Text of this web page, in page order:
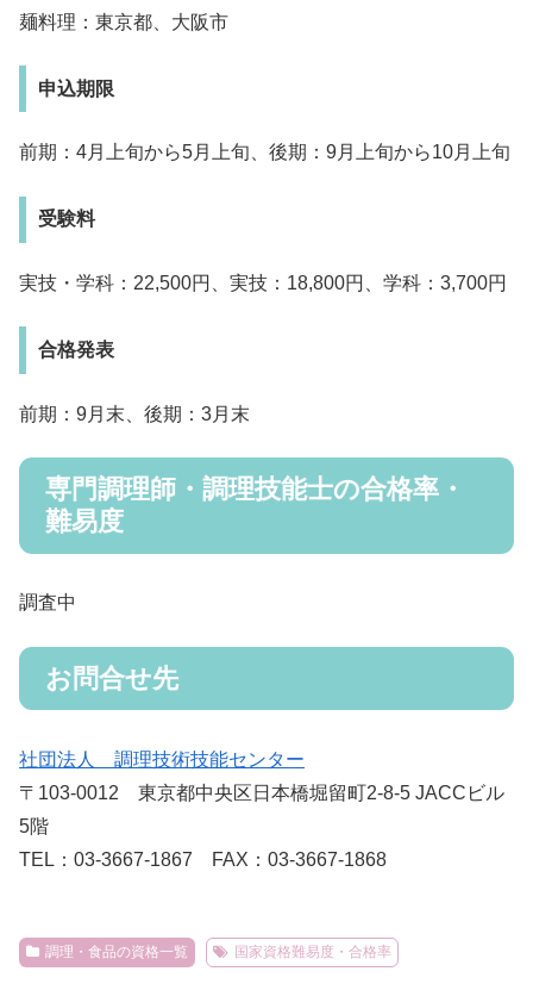
麺料理：東京都、大阪市
申込期限
前期：4月上旬から5月上旬、後期：9月上旬から10月上旬
受験料
実技・学科：22,500円、実技：18,800円、学科：3,700円
合格発表
前期：9月末、後期：3月末
専門調理師・調理技能士の合格率・
難易度
調査中
お問合せ先
社団法人 調理技術技能センター
〒103-0012 東京都中央区日本橋堀留町2-8-5 JACCビル
5階
TEL：03-3667-1867 FAX：03-3667-1868
調理・食品の資格一覧 国家資格難易度・合格率